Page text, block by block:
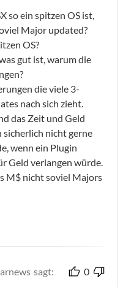
so ein spitzen OS ist,
Major updated?
OS?
gut ist, warum die
die viele 3-
nach sich zieht.
das Zeit und Geld
sicherlich nicht gerne
wenn ein Plugin
Geld verlangen würde.
M$ nicht soviel Majors
sagt: 0